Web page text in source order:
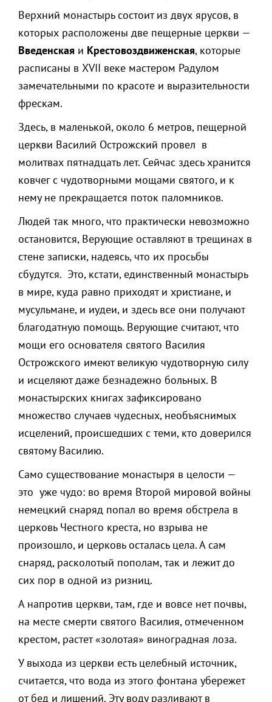
Верхний монастырь состоит из двух ярусов, в
которых расположены две пещерные церкви —
Введенская и Крестовоздвиженская, которые
расписаны в XVII веке мастером Радулом
замечательными по красоте и выразительности
фрескам.
Здесь, в маленькой, около 6 метров, пещерной
церкви Василий Острожский провел в
молитвах пятнадцать лет. Сейчас здесь хранится
ковчег с чудотворными мощами святого, и к
нему не прекращается поток паломников.
Людей так много, что практически невозможно
остановится, Верующие оставляют в трещинах в
стене записки, надеясь, что их просьбы
сбудутся. Это, кстати, единственный монастырь
в мире, куда равно приходят и христиане, и
мусульмане, и иудеи, и здесь все они получают
благодатную помощь. Верующие считают, что
мощи его основателя святого Василия
Острожского имеют великую чудотворную силу
и исцеляют даже безнадежно больных. В
монастырских книгах зафиксировано
множество случаев чудесных, необъяснимых
исцелений, происшедших с теми, кто доверился
святому Василию.
Само существование монастыря в целости —
это уже чудо: во время Второй мировой войны
немецкий снаряд попал во время обстрела в
церковь Честного креста, но взрыва не
произошло, и церковь осталась цела. А сам
снаряд, расколотый пополам, так и лежит до
сих пор в одной из ризниц.
А напротив церкви, там, где и вовсе нет почвы,
на месте смерти святого Василия, отмеченном
крестом, растет «золотая» виноградная лоза.
У выхода из церкви есть целебный источник,
считается, что вода из этого фонтана убережет
от бед и лишений. Эту воду разливают в